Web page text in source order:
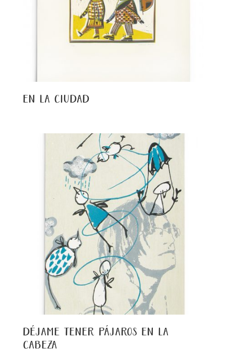
en la ciudad
déjame tener pájaros en la
cabeza